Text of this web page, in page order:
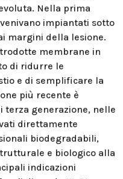
Nella prima
impiantati sotto
margini della lesione.
membrane in
di ridurre le
e di semplificare la
più recente è
terza generazione, nelle
direttamente
biodegradabili,
e biologico alla
indicazioni